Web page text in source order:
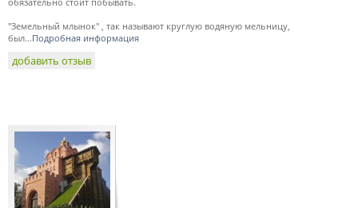
"Земельный млынок" , так называют круглую водяную мельницу,
был...Подробная информация
добавить отзыв